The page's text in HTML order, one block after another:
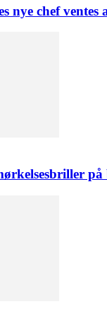
nye chef